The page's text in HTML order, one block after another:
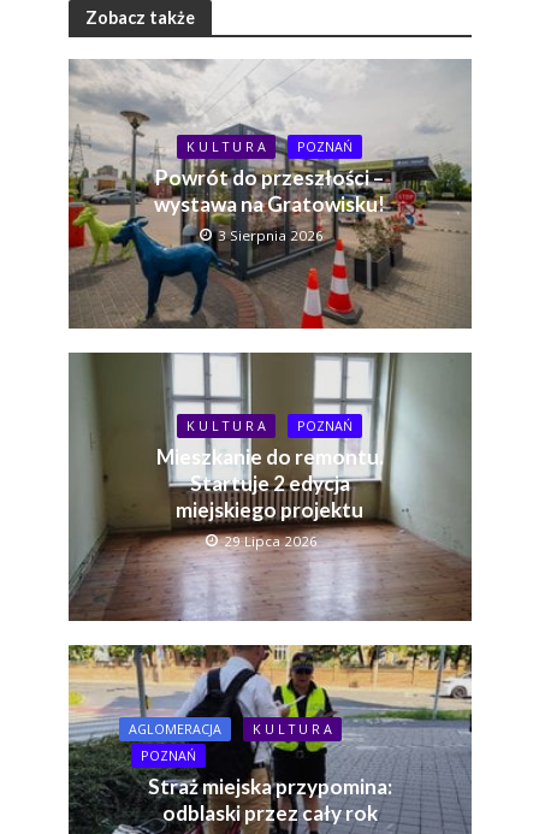
Zobacz także
K U L T U R A POZNAŃ
Powrót do przeszłości –
wystawa na Gratowisku!
3 Sierpnia 2026
K U L T U R A POZNAŃ
Mieszkanie do remontu.
Startuje 2 edycja
miejskiego projektu
29 Lipca 2026
AGLOMERACJA
K U L T U R A
POZNAŃ
Straż miejska przypomina:
odblaski przez cały rok